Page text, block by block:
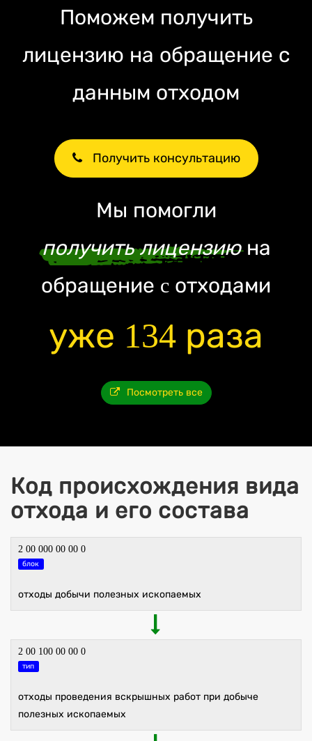
Поможем получить
лицензию на обращение с
данным отходом
Получить консультацию
Мы помогли
получить лицензиюна
обращение c отходами
уже 134 раза
Посмотреть все
Код происхождения вида
отхода и его состава
2 00 000 00 00 0
блок
отходы добычи полезных ископаемых
2 00 100 00 00 0
тип
отходы проведения вскрышных работ при добыче
полезных ископаемых